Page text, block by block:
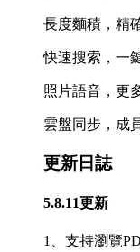
長度麵積，精
快速搜索，一
照片語音，更
雲盤同步，成
更新日誌
5.8.11更新
1、支持瀏覽